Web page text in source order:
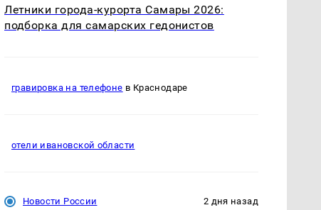
Летники города-курорта Самары 2026:
подборка для самарских гедонистов
гравировка на телефоне в Краснодаре
отели ивановской области
Новости России 2 дня назад